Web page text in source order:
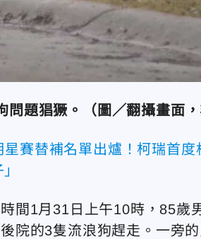
問題猖獗。（圖／翻攝畫面，
星賽替補名單出爐！柯瑞首
間1月31日上午10時，85歲
院的3隻流浪狗趕走。一旁